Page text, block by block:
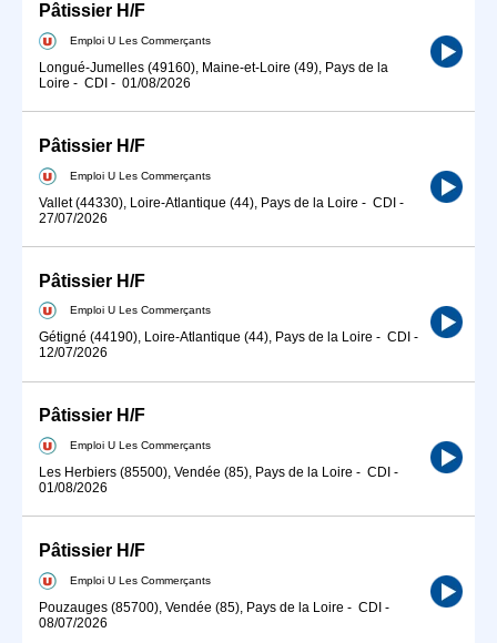
Pâtissier H/F
Emploi U Les Commerçants
Longué-Jumelles (49160), Maine-et-Loire (49), Pays de la
Loire - CDI - 01/08/2026
Pâtissier H/F
Emploi U Les Commerçants
Vallet (44330), Loire-Atlantique (44), Pays de la Loire - CDI -
27/07/2026
Pâtissier H/F
Emploi U Les Commerçants
Gétigné (44190), Loire-Atlantique (44), Pays de la Loire - CDI -
12/07/2026
Pâtissier H/F
Emploi U Les Commerçants
Les Herbiers (85500), Vendée (85), Pays de la Loire - CDI -
01/08/2026
Pâtissier H/F
Emploi U Les Commerçants
Pouzauges (85700), Vendée (85), Pays de la Loire - CDI -
08/07/2026